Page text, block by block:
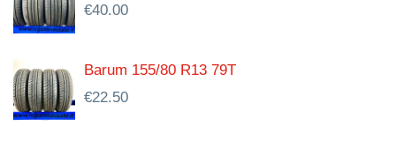
€40.00
Barum 155/80 R13 79T
€22.50